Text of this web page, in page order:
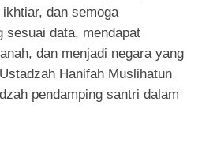
dan semoga
sesuai data, mendapat
dan menjadi negara yang
Hanifah Muslihatun
pendamping santri dalam